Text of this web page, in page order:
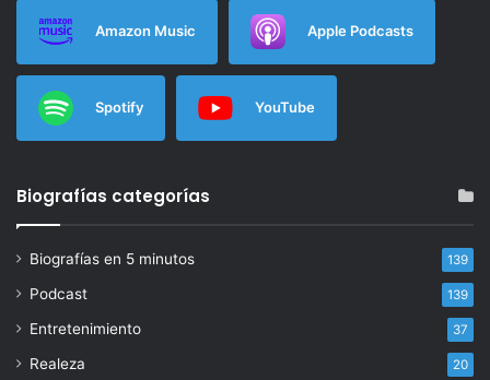
Amazon Music Apple Podcasts
Spotify YouTube
Biografías categorías
Biografías en 5 minutos 139
Podcast 139
Entretenimiento 37
Realeza 20